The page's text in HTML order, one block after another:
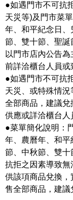
●如遇門市不可抗
天災等)及門市菜
年、和平紀念日
節、雙十節、聖
以門市店內公告
前詳洽櫃台人員或
●如遇門市不可抗
天災、或特殊情
全部商品，建議
供應或詳洽櫃台人
●菜單簡化說明：
年、農曆年、和
節、中秋節、雙
抗拒之因素導致
供該項商品兌換，
售全部商品，建議